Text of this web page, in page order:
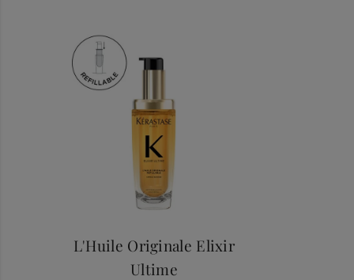
FUMARIC ACID
Haircare Heroes
L'Huile Originale Elixir
Ultime